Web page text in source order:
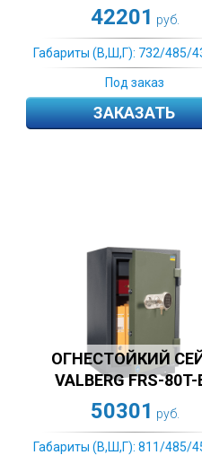
42201 руб.
Габариты (В,Ш,Г): 732/485/
Под заказ
ЗАКАЗАТЬ
ОГНЕСТОЙКИЙ
VALBERG FRS-80T-
50301 руб.
Габариты (В,Ш,Г): 811/485/